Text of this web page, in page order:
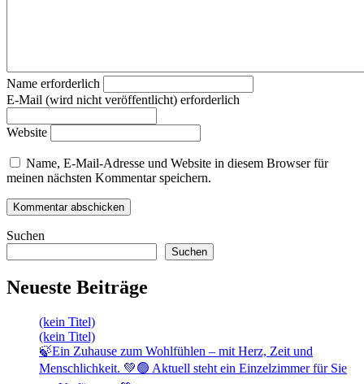
Name erforderlich
E-Mail (wird nicht veröffentlicht) erforderlich
Website
Name, E-Mail-Adresse und Website in diesem Browser für
meinen nächsten Kommentar speichern.
Suchen
Suchen
Neueste Beiträge
(kein Titel)
(kein Titel)
🍃Ein Zuhause zum Wohlfühlen – mit Herz, Zeit und
Menschlichkeit. 💚🟢 Aktuell steht ein Einzelzimmer für Sie